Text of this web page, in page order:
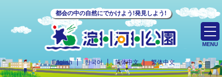
都会の中の自然にでかけよう!発見しよう!
English 한국어 简体中文 繁体中文
MENU